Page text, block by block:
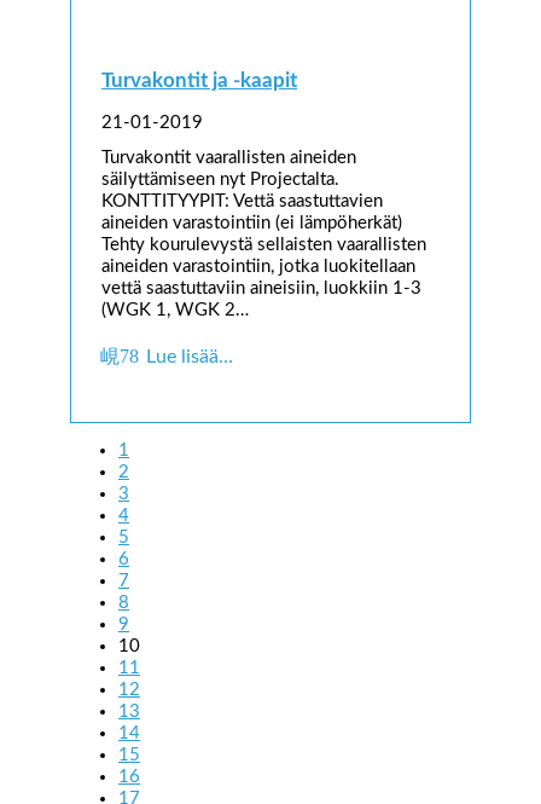
Turvakontit ja -kaapit
21-01-2019
Turvakontit vaarallisten aineiden
säilyttämiseen nyt Projectalta.
KONTTITYYPIT: Vettä saastuttavien
aineiden varastointiin (ei lämpöherkät)
Tehty kourulevystä sellaisten vaarallisten
aineiden varastointiin, jotka luokitellaan
vettä saastuttaviin aineisiin, luokkiin 1-3
(WGK 1, WGK 2…
Lue lisää…
1
2
3
4
5
6
7
8
9
10
11
12
13
14
15
16
17